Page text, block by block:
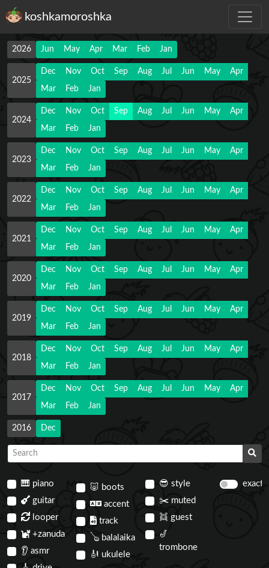
koshkamoroshka
2026 Jun May Apr Mar Feb Jan
2025
Dec Nov Oct Sep Aug Jul Jun May Apr
Mar Feb Jan
2024
Dec Nov Oct Sep Aug Jul Jun May Apr
Mar Feb Jan
2023
Dec Nov Oct Sep Aug Jul Jun May Apr
Mar Feb Jan
2022
Dec Nov Oct Sep Aug Jul Jun May Apr
Mar Feb Jan
2021
Dec Nov Oct Sep Aug Jul Jun May Apr
Mar Feb Jan
2020
Dec Nov Oct Sep Aug Jul Jun May Apr
Mar Feb Jan
2019
Dec Nov Oct Sep Aug Jul Jun May Apr
Mar Feb Jan
2018
Dec Nov Oct Sep Aug Jul Jun May Apr
Mar Feb Jan
2017
Dec Nov Oct Sep Aug Jul Jun May Apr
Mar Feb Jan
2016 Dec
🎹 piano
guitar
looper
+zanuda
👂 asmr
🐷 boots
accent
track
🪕balalaika
🎻 ukulele
😎 style
✂️muted
👯 guest
🎷
trombone
exact